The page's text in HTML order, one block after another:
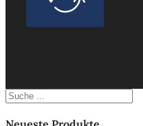
Suchen